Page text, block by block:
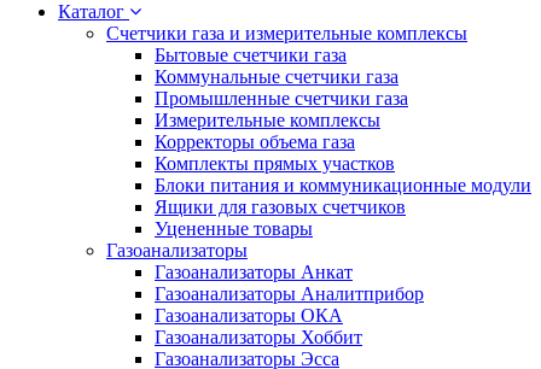
Каталог
Счетчики газа и измерительные комплексы
Бытовые счетчики газа
Коммунальные счетчики газа
Промышленные счетчики газа
Измерительные комплексы
Корректоры объема газа
Комплекты прямых участков
Блоки питания и коммуникационные модули
Ящики для газовых счетчиков
Уцененные товары
Газоанализаторы
Газоанализаторы Анкат
Газоанализаторы Аналитприбор
Газоанализаторы ОКА
Газоанализаторы Хоббит
Газоанализаторы Эсса